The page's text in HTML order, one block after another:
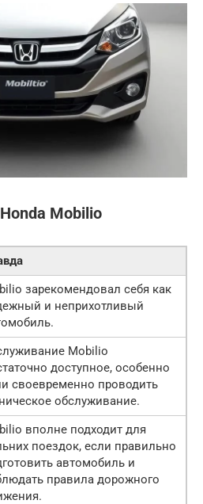
Mobilio
зарекомендовал себя как
и неприхотливый
Mobilio
доступное, особенно
своевременно проводить
обслуживание.
вполне подходит для
поездок, если правильно
автомобиль и
правила дорожного